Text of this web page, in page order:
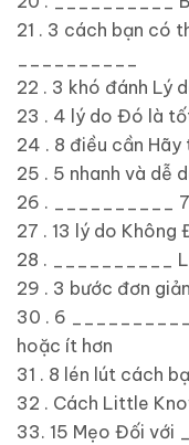
21 . 3 cách bạn có
22 . 3 khó đánh Lý
23 . 4 lý do Đó là
24 . 8 điều cần
25 . 5 nhanh và dễ
26 . __________
27 . 13 lý do
28 . __________
29 . 3 bước đơn
30 . 6
hoặc ít hơn
31 . 8 lén lút cách
32 . Cách Little
33. 15 Mẹo Đối